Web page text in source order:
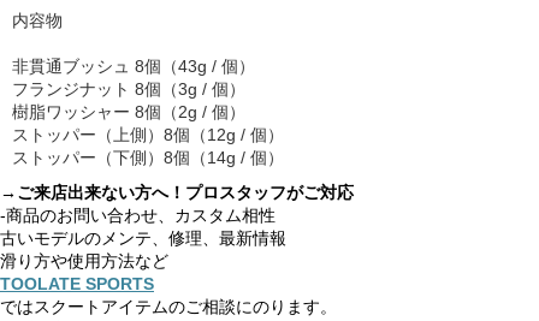
内容物
⾮貫通ブッシュ 8個（43g / 個）
フランジナット 8個（3g / 個）
樹脂ワッシャー 8個（2g / 個）
ストッパー（上側）8個（12g / 個）
ストッパー（下側）8個（14g / 個）
→ご来店出来ない方へ！プロスタッフがご対応
-商品のお問い合わせ、カスタム相性
古いモデルのメンテ、修理、最新情報
滑り方や使用方法など
TOOLATE SPORTS
ではスクートアイテムのご相談にのります。